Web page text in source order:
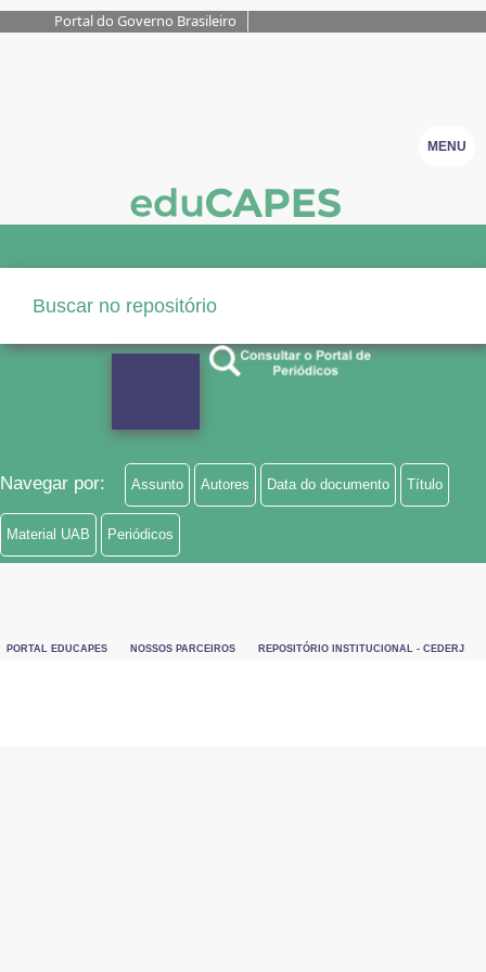
Portal do Governo Brasileiro
MENU
Navegar por: Assunto Autores Data do documento Título
Material UAB Periódicos
PORTAL EDUCAPES NOSSOS PARCEIROS REPOSITÓRIO INSTITUCIONAL - CEDERJ